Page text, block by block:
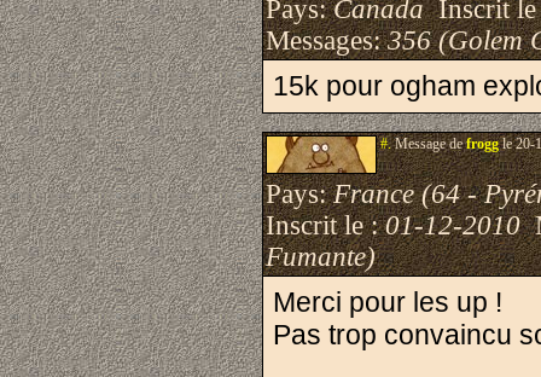
Pays:CanadaInscrit
Messages:356 (Golem
15k pour ogham
#.Message defroggle 20-
Pays:France (64 -
Inscrit le :01-12-2010
Fumante)
Merci pour les up !
Pas trop convaincu